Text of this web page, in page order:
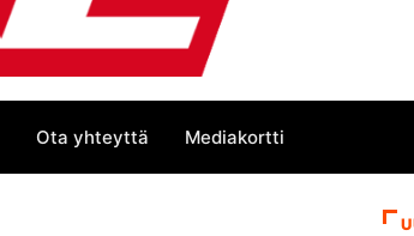
Ota yhteyttä Mediakortti